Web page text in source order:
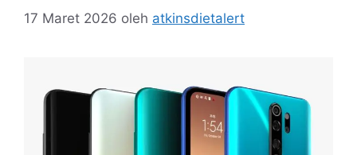
17 Maret 2026 oleh atkinsdietalert